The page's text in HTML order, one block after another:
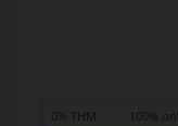
0% THM 100%